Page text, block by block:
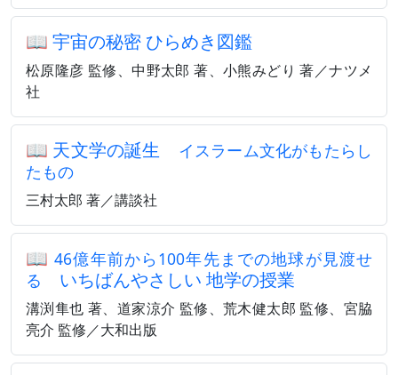
📖 宇宙の秘密 ひらめき図鑑
松原隆彦 監修、中野太郎 著、小熊みどり 著／ナツメ
社
📖 天文学の誕生
イスラーム文化がもたらし
たもの
三村太郎 著／講談社
📖46億年前から100年先までの地球が見渡せ
る
いちばんやさしい 地学の授業
溝渕隼也 著、道家涼介 監修、荒木健太郎 監修、宮脇
亮介 監修／大和出版